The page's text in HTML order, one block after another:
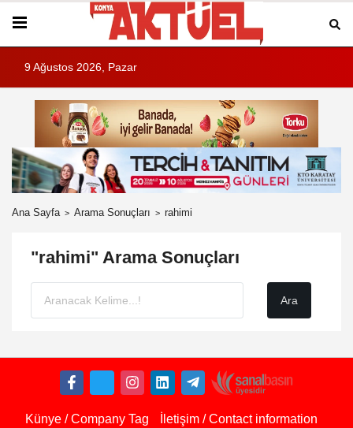
9 Ağustos 2026, Pazar
Ana Sayfa Arama Sonuçları rahimi
"rahimi" Arama Sonuçları
Künye / Company Tag İletişim / Contact information